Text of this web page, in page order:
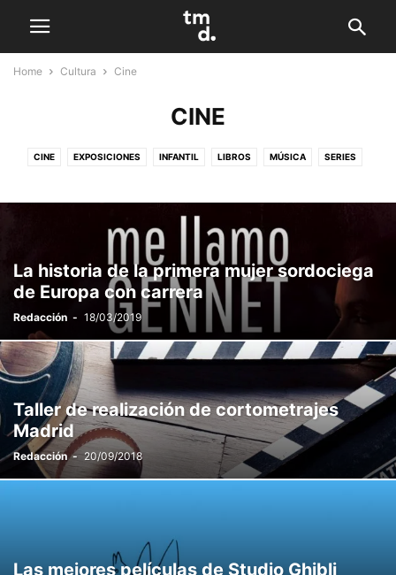
Home Cultura Cine
CINE
CINE EXPOSICIONES INFANTIL LIBROS MÚSICA SERIES
La historia de la primera mujer sordociega
de Europa con carrera
Redacción - 18/03/2019
Taller de realización de cortometrajes
Madrid
Redacción - 20/09/2018
Las mejores películas de Studio Ghibli